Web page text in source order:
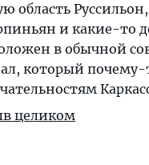
область
и какие-то
в обычной
который почему-
целиком